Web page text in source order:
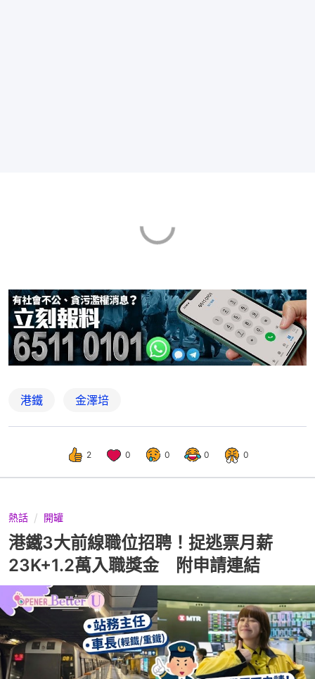
港鐵 金澤培
2 0 0 0 0
熱話 開罐
港鐵3大前線職位招聘！捉逃票月薪
23K+1.2萬入職獎金 附申請連結